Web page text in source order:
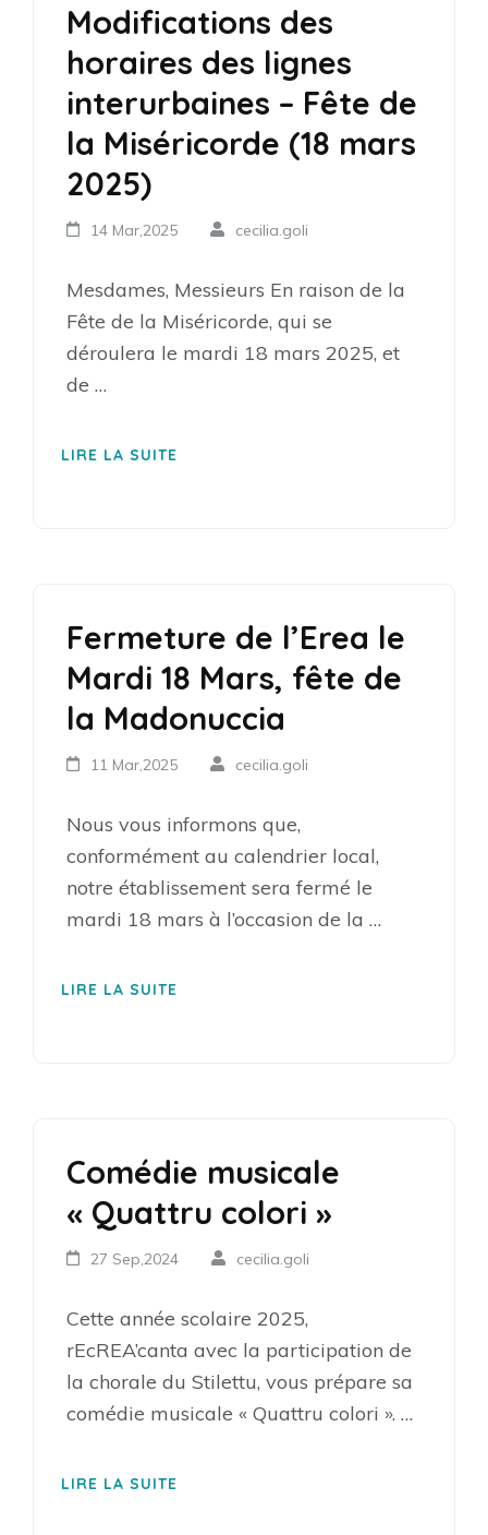
Modifications des
horaires des lignes
interurbaines – Fête de
la Miséricorde (18 mars
2025)
14 Mar,2025 cecilia.goli
Mesdames, Messieurs En raison de la
Fête de la Miséricorde, qui se
déroulera le mardi 18 mars 2025, et
de …
LIRE LA SUITE
Fermeture de l’Erea le
Mardi 18 Mars, fête de
la Madonuccia
11 Mar,2025 cecilia.goli
Nous vous informons que,
conformément au calendrier local,
notre établissement sera fermé le
mardi 18 mars à l’occasion de la …
LIRE LA SUITE
Comédie musicale
« Quattru colori »
27 Sep,2024 cecilia.goli
Cette année scolaire 2025,
rEcREA’canta avec la participation de
la chorale du Stilettu, vous prépare sa
comédie musicale « Quattru colori ». …
LIRE LA SUITE